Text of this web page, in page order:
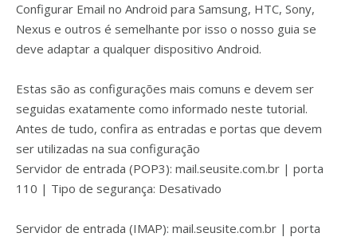
Configurar Email no Android para Samsung, HTC, Sony,
Nexus e outros é semelhante por isso o nosso guia se
deve adaptar a qualquer dispositivo Android.
Estas são as configurações mais comuns e devem ser
seguidas exatamente como informado neste tutorial.
Antes de tudo, confira as entradas e portas que devem
ser utilizadas na sua configuração
Servidor de entrada (POP3): mail.seusite.com.br | porta
110 | Tipo de segurança: Desativado
Servidor de entrada (IMAP): mail.seusite.com.br | porta